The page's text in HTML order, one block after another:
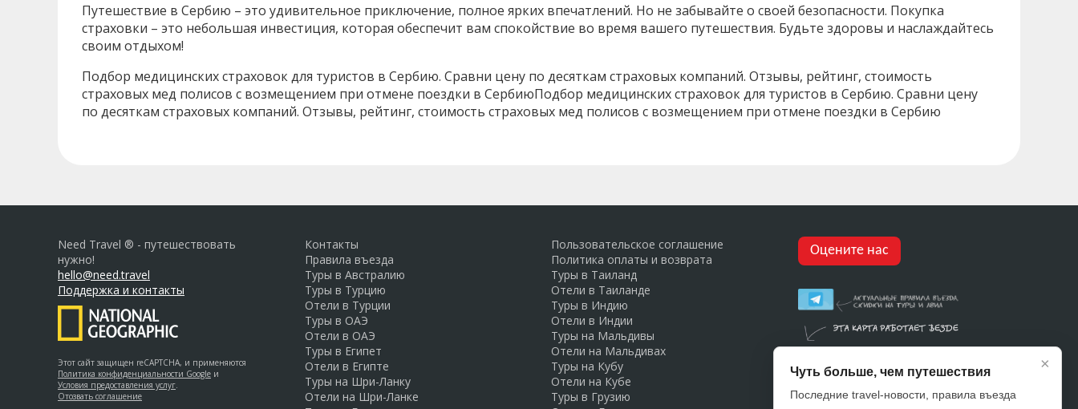
Путешествие в Сербию – это удивительное приключение, полное ярких впечатлений. Но не забывайте о своей безопасности. Покупка
страховки – это небольшая инвестиция, которая обеспечит вам спокойствие во время вашего путешествия. Будьте здоровы и наслаждайтесь
своим отдыхом!
Подбор медицинских страховок для туристов в Сербию. Сравни цену по десяткам страховых компаний. Отзывы, рейтинг, стоимость
страховых мед полисов с возмещением при отмене поездки в СербиюПодбор медицинских страховок для туристов в Сербию. Сравни цену
по десяткам страховых компаний. Отзывы, рейтинг, стоимость страховых мед полисов с возмещением при отмене поездки в Сербию
Need Travel ® - путешествовать
нужно!
hello@need.travel
Поддержка и контакты
Этот сайт защищен reCAPTCHA, и применяются
Политика конфиденциальности Google и
Условия предоставления услуг.
Отозвать соглашение
Контакты
Правила въезда
Туры в Австралию
Туры в Турцию
Отели в Турции
Туры в ОАЭ
Отели в ОАЭ
Туры в Египет
Отели в Египте
Туры на Шри-Ланку
Отели на Шри-Ланке
Пользовательское соглашение
Политика оплаты и возврата
Туры в Таиланд
Отели в Таиланде
Туры в Индию
Отели в Индии
Туры на Мальдивы
Отели на Мальдивах
Туры на Кубу
Отели на Кубе
Туры в Грузию
Оцените нас
×
Чуть больше, чем путешествия
Последние travel-новости, правила въезда